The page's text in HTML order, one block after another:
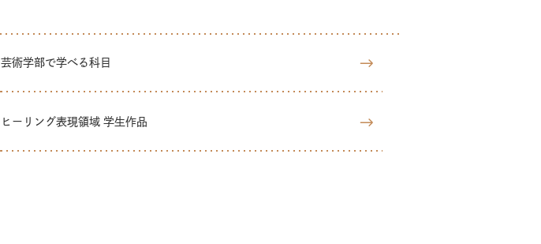
芸術学部で学べる科目
ヒーリング表現領域 学生作品